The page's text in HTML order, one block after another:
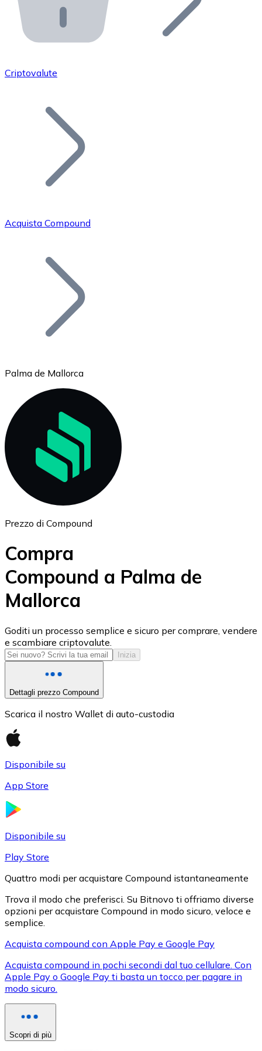
API Bitnovo
Integra la nostra API nel tuo ecosistema.
Unisciti alla nostra rete di rivenditori e
Aggiungi il token del tuo progetto al nostro servizio di
Bitcoin
Ethereum
ETH
USD Coin
USDC
XRP
XRP
Vedi tutto
Buoni cripto
Criptovalute
Acquista Compound
Palma de Mallorca
Prezzo di Compound
Compra
Compound a Palma de
Mallorca
Goditi un processo semplice e sicuro per comprare, vendere
e scambiare criptovalute.
Inizia
Dettagli prezzo Compound
Scarica il nostro Wallet di auto-custodia
Disponibile su
App Store
Disponibile su
Play Store
Quattro modi per acquistare Compound istantaneamente
Trova il modo che preferisci. Su Bitnovo ti offriamo diverse
opzioni per acquistare Compound in modo sicuro, veloce e
semplice.
Acquista compound con Apple Pay e Google Pay
Acquista compound in pochi secondi dal tuo cellulare. Con
Apple Pay o Google Pay ti basta un tocco per pagare in
modo sicuro.
Scopri di più